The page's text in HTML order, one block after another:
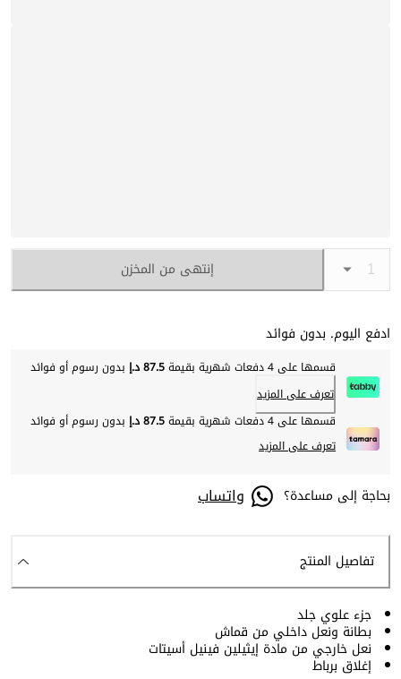
إنتهى من المخزن
ادفع اليوم. بدون فوائد
قسمها على 4 دفعات شهرية بقيمة 87.5 د.إ
بدون رسوم أو فوائد
تعرف على المزيد
قسمها على 4 دفعات شهرية بقيمة
87.5 د.إ
بدون رسوم أو فوائد
تعرف على المزيد
بحاجة إلى مساعدة؟ واتساب
تفاصيل المنتج
جزء علوي جلد
بطانة ونعل داخلي من قماش
نعل خارجي من مادة إيثيلين فينيل أسيتات
إغلاق برباط